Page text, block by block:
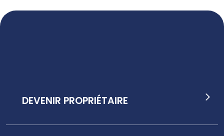
DEVENIR PROPRIÉTAIRE